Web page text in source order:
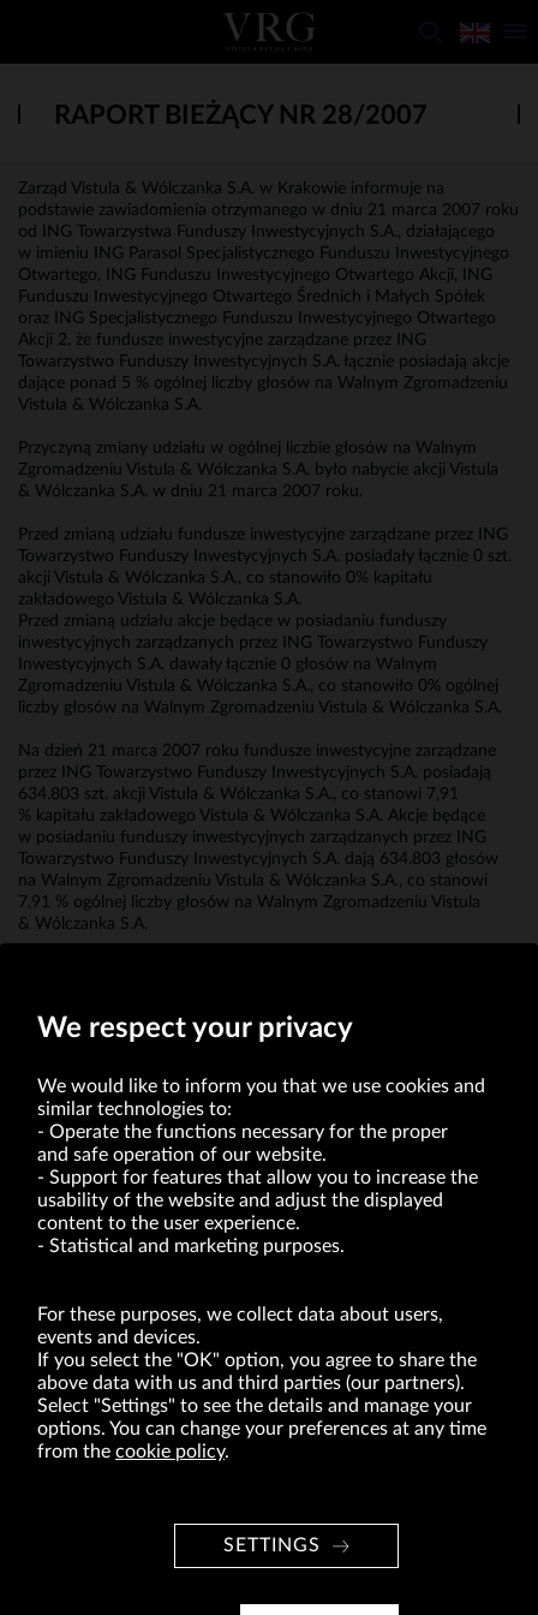
RAPORT BIEŻĄCY NR 28/2007
Zarząd Vistula & Wólczanka S.A. w Krakowie informuje na
podstawie zawiadomienia otrzymanego w dniu 21 marca 2007 roku
od ING Towarzystwa Funduszy Inwestycyjnych S.A., działającego
w imieniu ING Parasol Specjalistycznego Funduszu Inwestycyjnego
Otwartego, ING Funduszu Inwestycyjnego Otwartego Akcji, ING
Funduszu Inwestycyjnego Otwartego Średnich i Małych Spółek
oraz ING Specjalistycznego Funduszu Inwestycyjnego Otwartego
Akcji 2, że fundusze inwestycyjne zarządzane przez ING
Towarzystwo Funduszy Inwestycyjnych S.A. łącznie posiadają akcje
dające ponad 5 % ogólnej liczby głosów na Walnym Zgromadzeniu
Vistula & Wólczanka S.A.
Przyczyną zmiany udziału w ogólnej liczbie głosów na Walnym
Zgromadzeniu Vistula & Wólczanka S.A. było nabycie akcji Vistula
& Wólczanka S.A. w dniu 21 marca 2007 roku.
Przed zmianą udziału fundusze inwestycyjne zarządzane przez ING
Towarzystwo Funduszy Inwestycyjnych S.A. posiadały łącznie 0 szt.
akcji Vistula & Wólczanka S.A., co stanowiło 0% kapitału
zakładowego Vistula & Wólczanka S.A.
Przed zmianą udziału akcje będące w posiadaniu funduszy
inwestycyjnych zarządzanych przez ING Towarzystwo Funduszy
Inwestycyjnych S.A. dawały łącznie 0 głosów na Walnym
Zgromadzeniu Vistula & Wólczanka S.A., co stanowiło 0% ogólnej
liczby głosów na Walnym Zgromadzeniu Vistula & Wólczanka S.A.
Na dzień 21 marca 2007 roku fundusze inwestycyjne zarządzane
przez ING Towarzystwo Funduszy Inwestycyjnych S.A. posiadają
634.803 szt. akcji Vistula & Wólczanka S.A., co stanowi 7,91
% kapitału zakładowego Vistula & Wólczanka S.A. Akcje będące
w posiadaniu funduszy inwestycyjnych zarządzanych przez ING
Towarzystwo Funduszy Inwestycyjnych S.A. dają 634.803 głosów
na Walnym Zgromadzeniu Vistula & Wólczanka S.A., co stanowi
7,91 % ogólnej liczby głosów na Walnym Zgromadzeniu Vistula
& Wólczanka S.A.
VRG S.A. | 10 Pilotów Street | 31-462 Kraków
Tax Identification Number: 675-000-03-61
District Court for Kraków-Śródmieście in Kraków
XI Economic Department of the National Court Register number 0000047082
of act of 8.03.2013 on combating excessive late payment in commercial transactions
(Journal of Laws of 2019, item 118 as amended).
BRANDS
We respect your privacy
We would like to inform you that we use cookies and
similar technologies to:
Operate the functions necessary for the proper
and safe operation of our website.
Support for features that allow you to increase the
usability of the website and adjust the displayed
content to the user experience.
Statistical and marketing purposes.
For these purposes, we collect data about users,
events and devices.
If you select the "OK" option, you agree to share the
above data with us and third parties (our partners).
Select "Settings" to see the details and manage your
options. You can change your preferences at any time
from the cookie policy.
SETTINGS